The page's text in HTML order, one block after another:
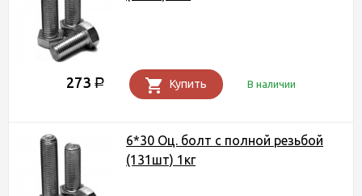
273 Р Купить В наличии
6*30 Оц. болт с полной резьбой
(131шт) 1кг